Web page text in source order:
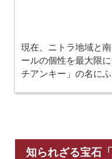
現在、ニトラ地域と
ールの個性を最大限
チアンキー」の名に
知られざる宝石